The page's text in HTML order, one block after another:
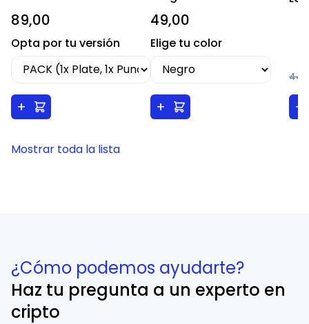
89,00
Opta por tu versión
+
49,00
Elige tu color
+ +
Mostrar toda la lista
¿Cómo podemos ayudarte?
Haz tu pregunta a un experto en
cripto